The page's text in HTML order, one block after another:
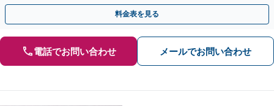
可欠だと思います。銀座駅1分、100社超の実績。
料金表を見る
電話でお問い合わせ メールでお問い合わせ